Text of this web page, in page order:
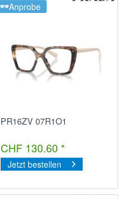
Anprobe
PR16ZV 07R1O1
CHF 130.60 *
Jetzt bestellen